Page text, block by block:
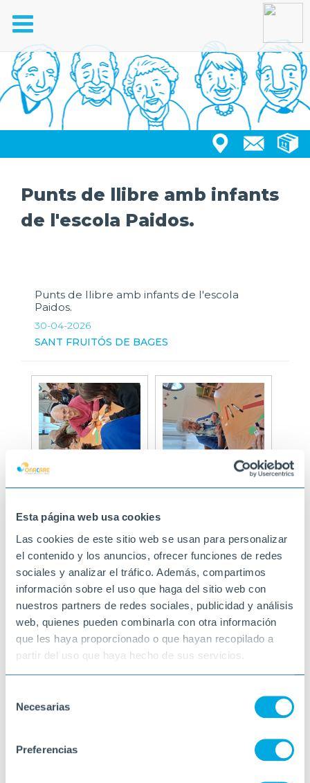
Esta página web usa cookies
Las cookies de este sitio web se usan para personalizar
el contenido y los anuncios, ofrecer funciones de redes
sociales y analizar el tráfico. Además, compartimos
información sobre el uso que haga del sitio web con
nuestros partners de redes sociales, publicidad y análisis
web, quienes pueden combinarla con otra información
que les haya proporcionado o que hayan recopilado a
partir del uso que haya hecho de sus servicios.
Necesarias
Preferencias
Toggle
navigation
Punts de llibre amb infants
de l'escola Paidos.
Punts de llibre amb infants de l'escola
Paidos.
30-04-2026
SANT FRUITÓS DE BAGES